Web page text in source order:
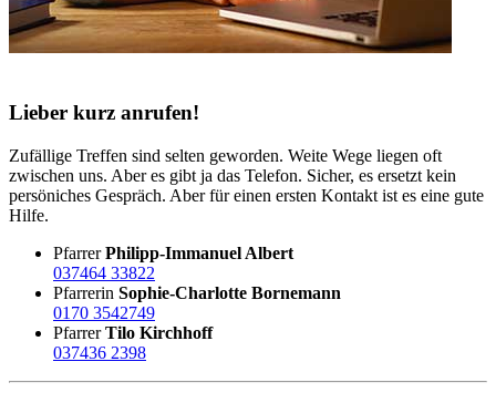
Lieber kurz anrufen!
Zufällige Treffen sind selten geworden. Weite Wege liegen oft
zwischen uns. Aber es gibt ja das Telefon. Sicher, es ersetzt kein
persöniches Gespräch. Aber für einen ersten Kontakt ist es eine gute
Hilfe.
PfarrerPhilipp-Immanuel Albert
037464 33822
Pfarrerin Sophie-Charlotte Bornemann
0170 3542749
PfarrerTilo Kirchhoff
037436 2398